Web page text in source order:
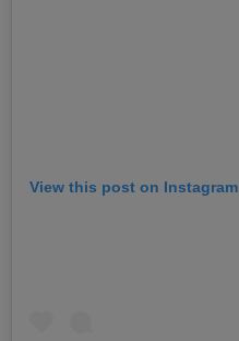
View this post on Instagram